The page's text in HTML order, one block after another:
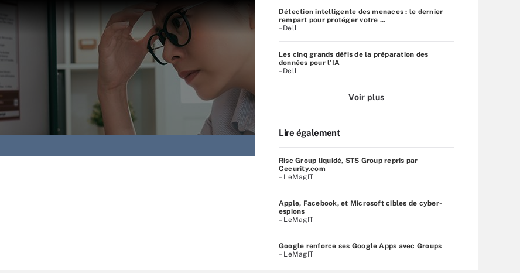
Détection intelligente des menaces : le dernier
rempart pour protéger votre ...
–Dell
Les cinq grands défis de la préparation des
données pour l’IA
–Dell
Voir plus
Lire également
Risc Group liquidé, STS Group repris par
Cecurity.com
– LeMagIT
Apple, Facebook, et Microsoft cibles de cyber-
espions
– LeMagIT
Google renforce ses Google Apps avec Groups
– LeMagIT